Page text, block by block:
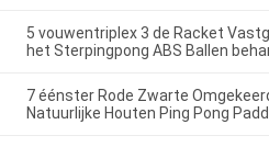
5 vouwentriplex 3 de Racket
het Sterpingpong ABS Ballen
7 éénster Rode Zwarte
Natuurlijke Houten Ping Pong